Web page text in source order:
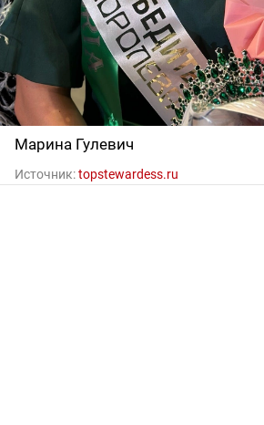
Марина Гулевич
Источник:topstewardess.ru